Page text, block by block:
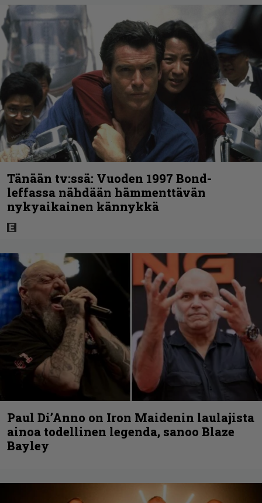
Tänään tv:ssä: Vuoden 1997 Bond-
leffassa nähdään hämmenttävän
nykyaikainen kännykkä
Paul Di’Anno on Iron Maidenin laulajista
ainoa todellinen legenda, sanoo Blaze
Bayley